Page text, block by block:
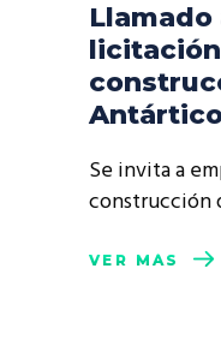
Se invita a
construcción
VER MÁS